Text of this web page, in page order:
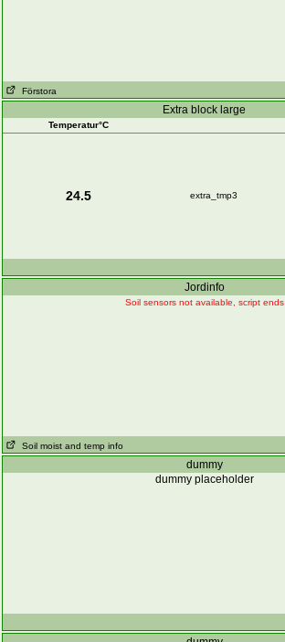
Förstora
Extra block large
Temperatur°C
24.5 extra_tmp3
Jordinfo
Soil sensors not available, script ends
Soil moist and temp info
dummy
dummy placeholder